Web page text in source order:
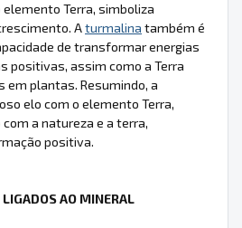
Terra, simboliza
Aturmalina também é
de transformar energias
positivas, assim como a Terra
plantas. Resumindo, a
elo com o elemento Terra,
a natureza e a terra,
positiva.
AO MINERAL